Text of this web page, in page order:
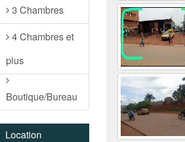
3 Chambres
4 Chambres et
plus
Boutique/Bureau
Location